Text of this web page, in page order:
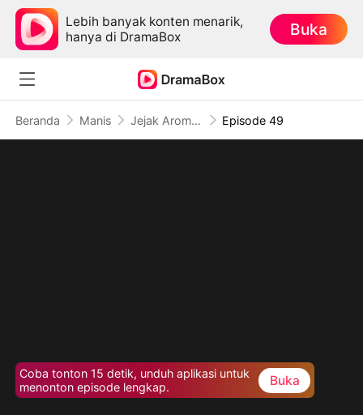
Lebih banyak konten menarik,
hanya di DramaBox
Buka
Beranda Manis Jejak Aroma Cinta CEO Episode 49
Coba tonton 15 detik, unduh aplikasi untuk
menonton episode lengkap.
Buka